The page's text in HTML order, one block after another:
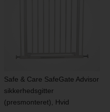
Safe & Care SafeGate Advisor
sikkerhedsgitter
(presmonteret), Hvid